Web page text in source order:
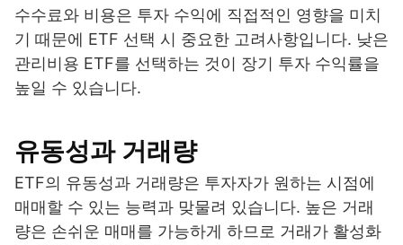
수수료와 비용은 투자 수익에 직접적인 영향을 미치
기 때문에 ETF 선택 시 중요한 고려사항입니다. 낮은
관리비용 ETF를 선택하는 것이 장기 투자 수익률을
높일 수 있습니다.
유동성과 거래량
ETF의 유동성과 거래량은 투자자가 원하는 시점에
매매할 수 있는 능력과 맞물려 있습니다. 높은 거래
량은 손쉬운 매매를 가능하게 하므로 거래가 활성화